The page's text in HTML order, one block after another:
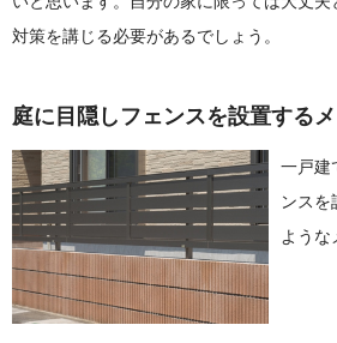
対策を講じる必要があるでしょう。
庭に目隠しフェンスを設置する
一戸建
ンスを
ような